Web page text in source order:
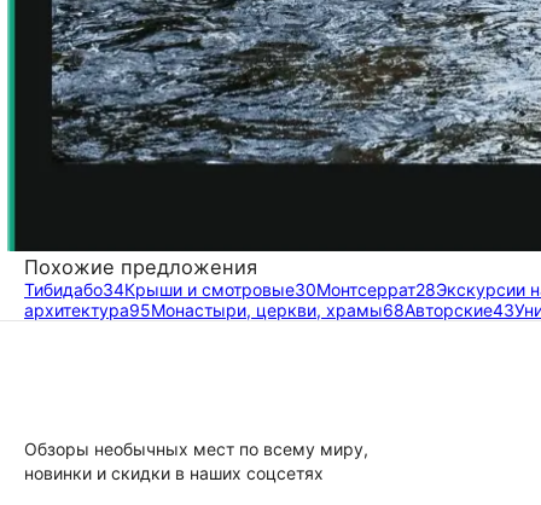
Похожие предложения
Тибидабо34Крыши и смотровые30Монтсеррат28Экскурсии
архитектура95Монастыри, церкви, храмы68Авторские43
Обзоры необычных мест по всему миру,
новинки и скидки в наших соцсетях